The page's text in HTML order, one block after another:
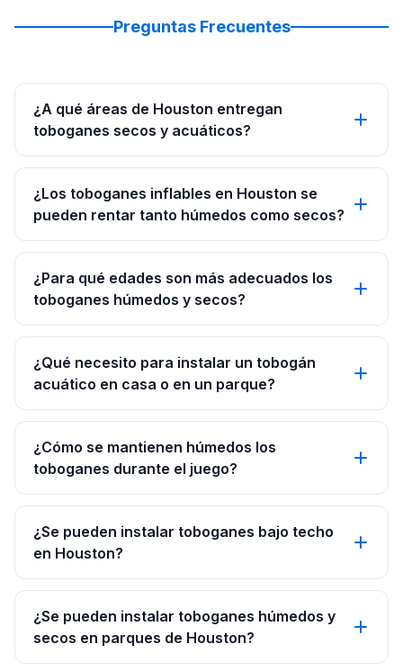
Preguntas Frecuentes
¿A qué áreas de Houston entregan
toboganes secos y acuáticos?
¿Los toboganes inflables en Houston se
pueden rentar tanto húmedos como secos?
¿Para qué edades son más adecuados los
toboganes húmedos y secos?
¿Qué necesito para instalar un tobogán
acuático en casa o en un parque?
¿Cómo se mantienen húmedos los
toboganes durante el juego?
¿Se pueden instalar toboganes bajo techo
en Houston?
¿Se pueden instalar toboganes húmedos y
secos en parques de Houston?